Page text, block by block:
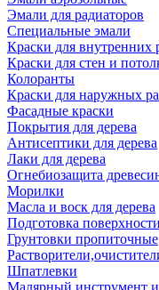
Эмали для радиаторов
Специальные эмали
Краски для внутренних
Краски для стен и
Колоранты
Краски для наружных
Фасадные краски
Покрытия для дерева
Антисептики для дерева
Лаки для дерева
Огнебиозащита
Морилки
Масла и воск для дерева
Подготовка поверхности
Грунтовки пропиточные
Шпатлевки
Малярный инструмент